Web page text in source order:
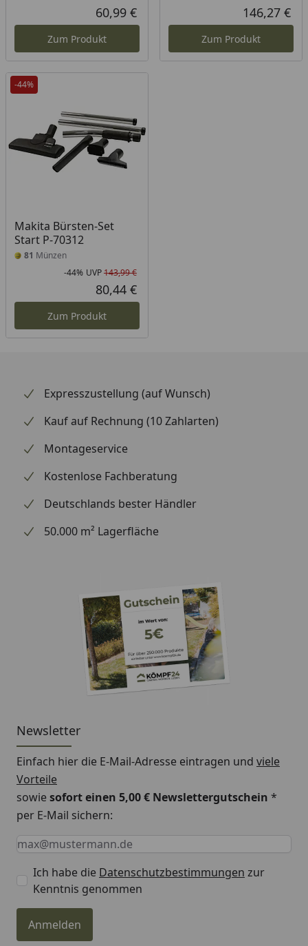
Rabatt in Prozent
Ursprünglicher Preis
Aktueller Preis
60,99 €
Zum Produkt
146,27 €
Zum Produkt
-44%
Makita Bürsten-Set
Start P-70312
81 Münzen
Rabatt in Prozent
-44%
Ursprünglicher Preis
UVP143,99 €
Aktueller Preis
80,44 €
Zum Produkt
Expresszustellung (auf Wunsch)
Kauf auf Rechnung (10 Zahlarten)
Montageservice
Kostenlose Fachberatung
Deutschlands bester Händler
50.000 m² Lagerfläche
Newsletter
Einfach hier die E-Mail-Adresse eintragen und viele
Vorteile
sowiesofort einen 5,00 € Newslettergutschein *
per E-Mail sichern:
Keine Eingabe erforderlich
Eingabe erforderlich
E-Mail *
Ich habe die Datenschutzbestimmungen zur
Kenntnis genommen
Anmelden